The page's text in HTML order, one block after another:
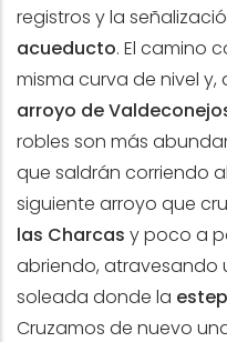
registros y la
acueducto. El camino
misma curva de nivel y,
arroyo de
robles son más
que saldrán corriendo
siguiente arroyo que
las Charcas y poco a
abriendo, atravesando
soleada donde la
Cruzamos de nuevo